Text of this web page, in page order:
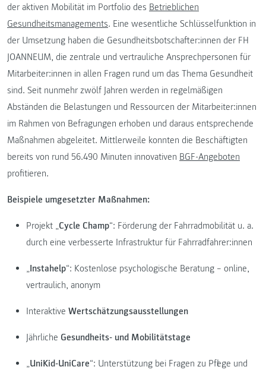
der aktiven Mobilität im Portfolio des Betrieblichen
Gesundheitsmanagements. Eine wesentliche Schlüsselfunktion in
der Umsetzung haben die Gesundheitsbotschafter:innen der FH
JOANNEUM, die zentrale und vertrauliche Ansprechpersonen für
Mitarbeiter:innen in allen Fragen rund um das Thema Gesundheit
sind. Seit nunmehr zwölf Jahren werden in regelmäßigen
Abständen die Belastungen und Ressourcen der Mitarbeiter:innen
im Rahmen von Befragungen erhoben und daraus entsprechende
Maßnahmen abgeleitet. Mittlerweile konnten die Beschäftigten
bereits von rund 56.490 Minuten innovativen BGF-Angeboten
profitieren.
Beispiele umgesetzter Maßnahmen:
Projekt „Cycle Champ“: Förderung der Fahrradmobilität u. a.
durch eine verbesserte Infrastruktur für Fahrradfahrer:innen
„Instahelp“: Kostenlose psychologische Beratung – online,
vertraulich, anonym
Interaktive Wertschätzungsausstellungen
Jährliche Gesundheits- und Mobilitätstage
„UniKid-UniCare“: Unterstützung bei Fragen zu Pflege und